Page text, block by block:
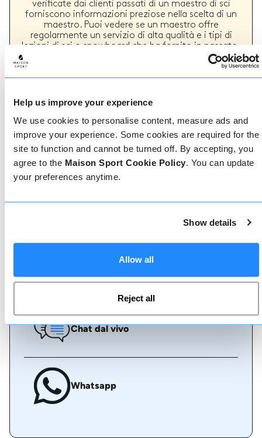
Help us improve your experience
We use cookies to personalise content, measure ads and
improve your experience. Some cookies are required for the
site to function and cannot be turned off. By accepting, you
agree to the Maison Sport Cookie Policy. You can update
your preferences anytime.
Show details
Allow all
Reject all
verificate dai clienti passati di un maestro di sci
forniscono informazioni preziose nella scelta di un
maestro. Puoi vedere se un maestro offre
regolarmente un servizio di alta qualità e i tipi di
lezioni di sci o snowboard che ha fornito in passato.
Come prenotare
semplice, il nostro team di esperti è sempre a
disposizione per aiutarvi: prenotate subito online
o parlate con il nostro team se avete bisogno di
Chat dal vivo
Whatsapp